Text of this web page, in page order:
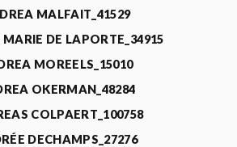
MALFAIT_41529
DE LAPORTE_34915
MOREELS_15010
OKERMAN_48284
COLPAERT_100758
DECHAMPS_27276